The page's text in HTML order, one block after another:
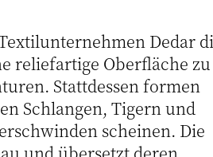
Dedar
reliefartige Oberfläche zu
Stattdessen formen
Schlangen, Tigern und
scheinen. Die